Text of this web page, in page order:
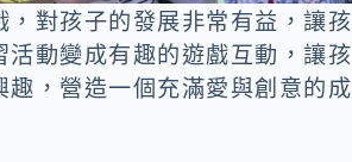
對孩子的發展非常有益，讓孩
動變成有趣的遊戲互動，讓孩
，營造一個充滿愛與創意的成